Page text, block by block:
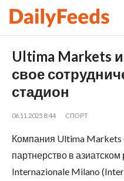
Ultima Markets
свое
стадион
06.11.2025 8:44 СПОРТ
Компания Ultima Markets
партнерство в азиатском
Internazionale Milano